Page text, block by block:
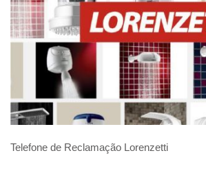
Telefone de Reclamação Lorenzetti